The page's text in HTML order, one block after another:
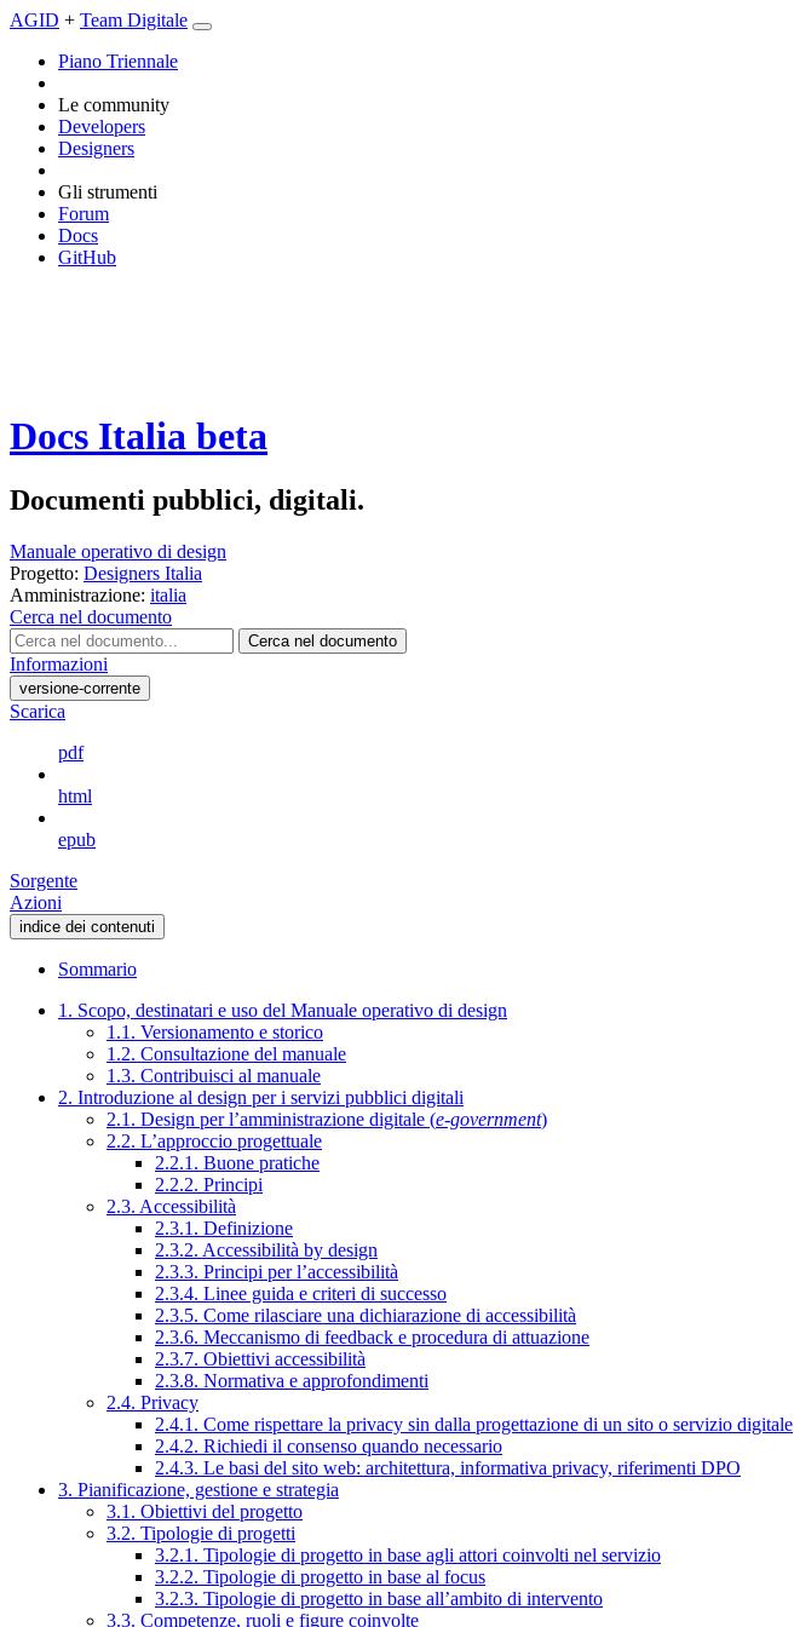
AGID + Team Digitale
Piano Triennale
Le community
Developers
Designers
Gli strumenti
Forum
Docs
GitHub
Docs Italia beta
Documenti pubblici, digitali.
Manuale operativo di design
Progetto: Designers Italia
Amministrazione: italia
Cerca nel documento
Cerca nel documento
Informazioni
versione-corrente
Scarica
pdf
html
epub
Sorgente
Azioni
indice dei contenuti
Sommario
1. Scopo, destinatari e uso del Manuale operativo di design
1.1. Versionamento e storico
1.2. Consultazione del manuale
1.3. Contribuisci al manuale
2. Introduzione al design per i servizi pubblici digitali
2.1. Design per l’amministrazione digitale (e-government)
2.2. L’approccio progettuale
2.2.1. Buone pratiche
2.2.2. Principi
2.3. Accessibilità
2.3.1. Definizione
2.3.2. Accessibilità by design
2.3.3. Principi per l’accessibilità
2.3.4. Linee guida e criteri di successo
2.3.5. Come rilasciare una dichiarazione di accessibilità
2.3.6. Meccanismo di feedback e procedura di attuazione
2.3.7. Obiettivi accessibilità
2.3.8. Normativa e approfondimenti
2.4. Privacy
2.4.1. Come rispettare la privacy sin dalla progettazione di un sito o servizio digitale
2.4.2. Richiedi il consenso quando necessario
2.4.3. Le basi del sito web: architettura, informativa privacy, riferimenti DPO
3. Pianificazione, gestione e strategia
3.1. Obiettivi del progetto
3.2. Tipologie di progetti
3.2.1. Tipologie di progetto in base agli attori coinvolti nel servizio
3.2.2. Tipologie di progetto in base al focus
3.2.3. Tipologie di progetto in base all’ambito di intervento
3.3. Competenze, ruoli e figure coinvolte